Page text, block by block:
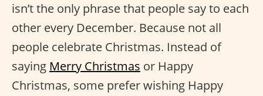
isn’t the only phrase that people say to each
other every December. Because not all
people celebrate Christmas. Instead of
saying Merry Christmas or Happy
Christmas, some prefer wishing Happy